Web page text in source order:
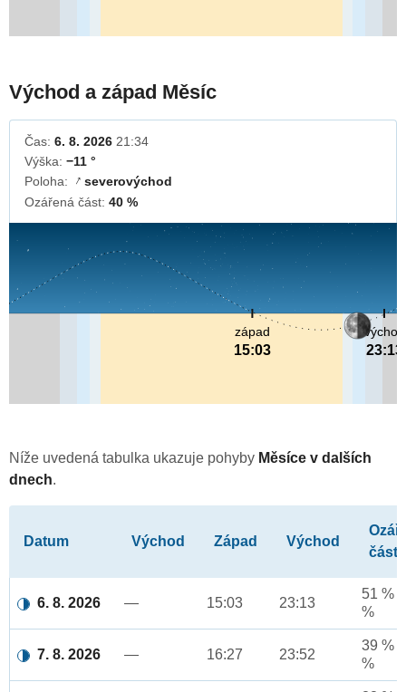
Východ a západ Měsíc
Čas: 6. 8. 2026 21:34
Výška: −11 °
Poloha:
↓ severovýchod
Ozářená část: 40 %
východ
23:13
západ
15:03
Níže uvedená tabulka ukazuje pohyby Měsíce v dalších
dnech.
Datum Východ Západ Východ
část
6. 8. 2026 — 15:03 23:13
51 %
%
7. 8. 2026 — 16:27 23:52
39 %
%